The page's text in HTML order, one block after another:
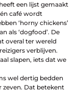
een lijst gemaakt
café wordt
‘horny chickens’
als ‘dogfood’. De
overal ter wereld
verblijven.
slapen, iets dat we
wel dertig bedden
zeven. Dat betekent